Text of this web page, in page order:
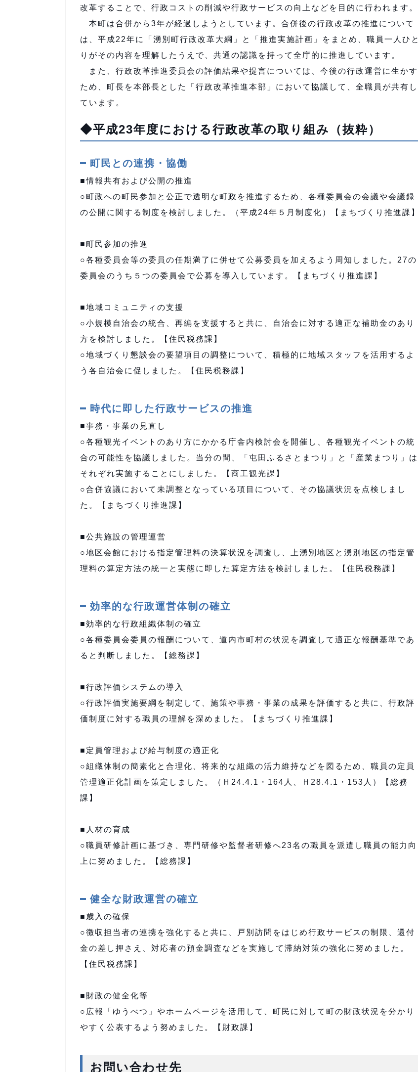
改革することで、行政コストの削減や行政サービスの向上などを目的に行われます。
本町は合併から3年が経過しようとしています。合併後の行政改革の推進について
は、平成22年に「湧別町行政改革大綱」と「推進実施計画」をまとめ、職員一人ひと
りがその内容を理解したうえで、共通の認識を持って全庁的に推進しています。
また、行政改革推進委員会の評価結果や提言については、今後の行政運営に生かす
ため、町長を本部長とした「行政改革推進本部」において協議して、全職員が共有し
ています。
◆平成23年度における行政改革の取り組み（抜粋）
町民との連携・協働
■情報共有および公開の推進
○町政への町民参加と公正で透明な町政を推進するため、各種委員会の会議や会議録
の公開に関する制度を検討しました。（平成24年５月制度化）【まちづくり推進課】
■町民参加の推進
○各種委員会等の委員の任期満了に併せて公募委員を加えるよう周知しました。27の
委員会のうち５つの委員会で公募を導入しています。【まちづくり推進課】
■地域コミュニティの支援
○小規模自治会の統合、再編を支援すると共に、自治会に対する適正な補助金のあり
方を検討しました。【住民税務課】
○地域づくり懇談会の要望項目の調整について、積極的に地域スタッフを活用するよ
う各自治会に促しました。【住民税務課】
時代に即した行政サービスの推進
■事務・事業の見直し
○各種観光イベントのあり方にかかる庁舎内検討会を開催し、各種観光イベントの統
合の可能性を協議しました。当分の間、「屯田ふるさとまつり」と「産業まつり」は
それぞれ実施することにしました。【商工観光課】
○合併協議において未調整となっている項目について、その協議状況を点検しまし
た。【まちづくり推進課】
■公共施設の管理運営
○地区会館における指定管理料の決算状況を調査し、上湧別地区と湧別地区の指定管
理料の算定方法の統一と実態に即した算定方法を検討しました。【住民税務課】
効率的な行政運営体制の確立
■効率的な行政組織体制の確立
○各種委員会委員の報酬について、道内市町村の状況を調査して適正な報酬基準であ
ると判断しました。【総務課】
■行政評価システムの導入
○行政評価実施要綱を制定して、施策や事務・事業の成果を評価すると共に、行政評
価制度に対する職員の理解を深めました。【まちづくり推進課】
■定員管理および給与制度の適正化
○組織体制の簡素化と合理化、将来的な組織の活力維持などを図るため、職員の定員
管理適正化計画を策定しました。（Ｈ24.4.1・164人、Ｈ28.4.1・153人）【総務
課】
■人材の育成
○職員研修計画に基づき、専門研修や監督者研修へ23名の職員を派遣し職員の能力向
上に努めました。【総務課】
健全な財政運営の確立
■歳入の確保
○徴収担当者の連携を強化すると共に、戸別訪問をはじめ行政サービスの制限、還付
金の差し押さえ、対応者の預金調査などを実施して滞納対策の強化に努めました。
【住民税務課】
■財政の健全化等
○広報「ゆうべつ」やホームページを活用して、町民に対して町の財政状況を分かり
やすく公表するよう努めました。【財政課】
お問い合わせ先